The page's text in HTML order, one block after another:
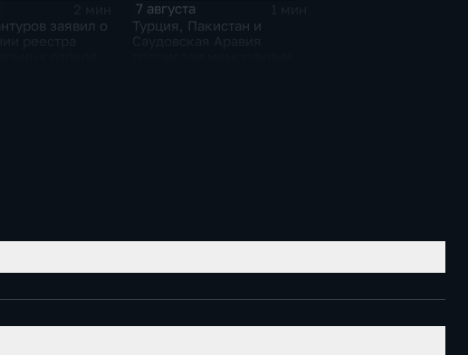
заявил о
области
7 августа
Турция, Пакистан и